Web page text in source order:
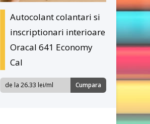
Autocolant colantari si
inscriptionari interioare
Oracal 641 Economy
Cal
de la 26.33 lei/ml Cumpara